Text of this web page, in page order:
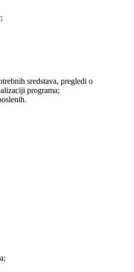
sredstava, pregledi o
programa;